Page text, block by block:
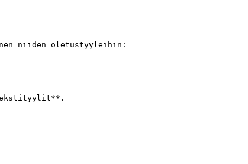
niiden oletustyyleihin: